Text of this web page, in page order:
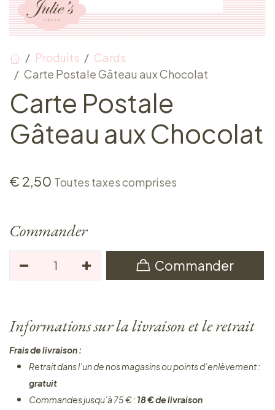
Produits
Cards
Carte Postale Gâteau aux Chocolat
Carte Postale
Gâteau aux Chocolat
€ 2,50 Toutes taxes comprises
Commander
Commander
Informations sur la livraison et le retrait
Frais de livraison :
Retrait dans l’un de nos magasins ou points d’enlèvement :
gratuit
Commandes jusqu’à 75 € : 18 € de livraison